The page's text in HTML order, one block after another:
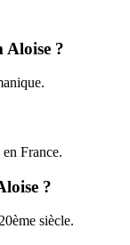
Aloise ?
France.
?
siècle.